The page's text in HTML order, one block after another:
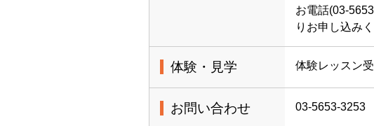
お電話(03-
りお申し込みく
体験・見学 体験レッスン
お問い合わせ 03-5653-3253